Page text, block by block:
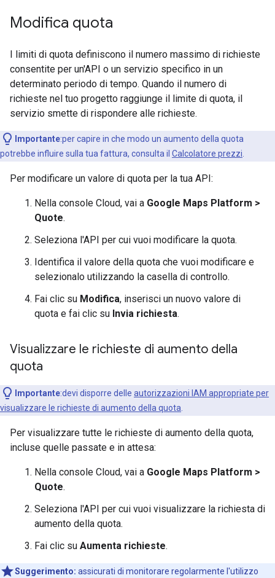
Modifica quota
I limiti di quota definiscono il numero massimo di richieste
consentite per un'API o un servizio specifico in un
determinato periodo di tempo. Quando il numero di
richieste nel tuo progetto raggiunge il limite di quota, il
servizio smette di rispondere alle richieste.
Importante:per capire in che modo un aumento della quota
potrebbe influire sulla tua fattura, consulta il Calcolatore prezzi
Per modificare un valore di quota per la tua API:
Nella console Cloud, vai a Google Maps Platform >
Quote.
Seleziona l'API per cui vuoi modificare la quota.
Identifica il valore della quota che vuoi modificare e
selezionalo utilizzando la casella di controllo.
Fai clic su Modifica, inserisci un nuovo valore di
quota e fai clic su Invia richiesta.
Visualizzare le richieste di aumento della
quota
Importante:devi disporre delle autorizzazioni IAM appropriate per
visualizzare le richieste di aumento della quota
Per visualizzare tutte le richieste di aumento della quota,
incluse quelle passate e in attesa:
Nella console Cloud, vai a Google Maps Platform >
Quote.
Seleziona l'API per cui vuoi visualizzare la richiesta di
aumento della quota.
Fai clic su Aumenta richieste.
Suggerimento: assicurati di monitorare regolarmente l'utilizzo